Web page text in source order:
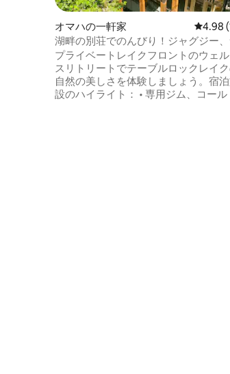
オマハの一軒家 レビュ
4.98
湖畔の別荘でのんびり！ジャグジー
ウナ、冷水浴
プライベートレイクフロントのウェ
スリトリートでテーブルロックレイ
自然の美しさを体験しましょう。宿
設のハイライト： • 専用ジム、コール